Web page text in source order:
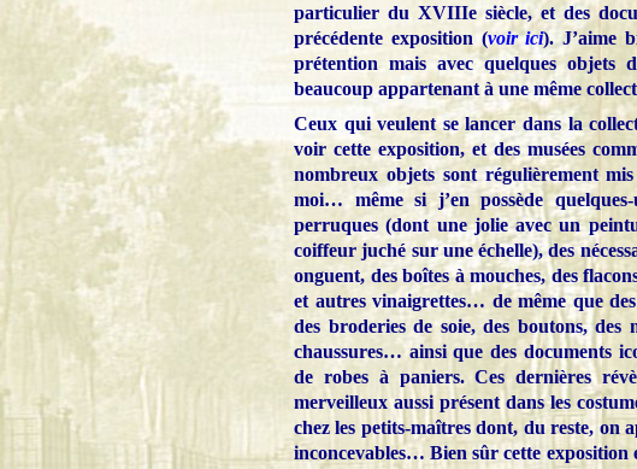
particulier du XVIIIe siècle, et des
précédente exposition (voir ici). J’aime
prétention mais avec quelques objets
beaucoup appartenant à une même
Ceux qui veulent se lancer dans la
voir cette exposition, et des musées
nombreux objets sont régulièrement
moi… même si j’en possède
perruques (dont une jolie avec un
coiffeur juché sur une échelle), des
onguent, des boîtes à mouches, des
et autres vinaigrettes… de même que
des broderies de soie, des boutons, des
chaussures… ainsi que des documents
de robes à paniers. Ces dernières
merveilleux aussi présent dans les
chez les petits-maîtres dont, du reste, on
inconcevables… Bien sûr cette exposition